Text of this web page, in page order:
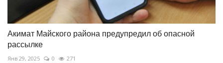
Акимат Майского района предупредил об опасной
рассылке
Янв 29, 2025 0 271